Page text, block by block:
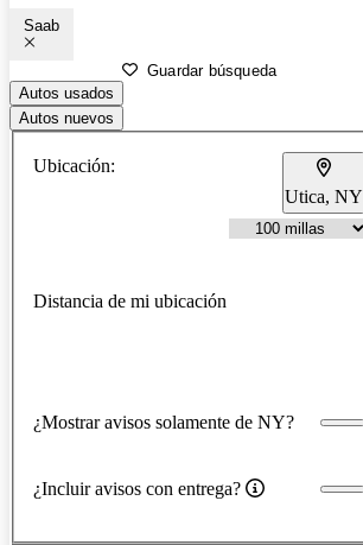
Saab
Guardar búsqueda
Autos usados
Autos nuevos
Ubicación:
Utica, NY
Distancia de mi ubicación
¿Mostrar avisos solamente de NY?
¿Incluir avisos con entrega?